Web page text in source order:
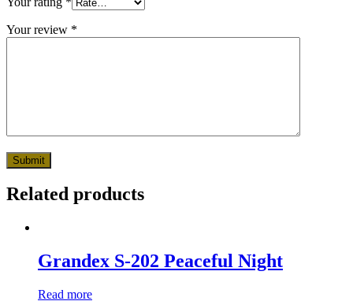
Your review *
Related products
Grandex S-202 Peaceful Night
Read more